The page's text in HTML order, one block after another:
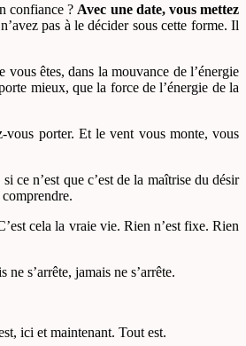
confiance ? Avec une date, vous mettez
pas à le décider sous cette forme. Il
vous êtes, dans la mouvance de l’énergie
mieux, que la force de l’énergie de la
vous porter. Et le vent vous monte, vous
ce n’est que c’est de la maîtrise du désir
cela la vraie vie. Rien n’est fixe. Rien
s’arrête, jamais ne s’arrête.
ici et maintenant. Tout est.